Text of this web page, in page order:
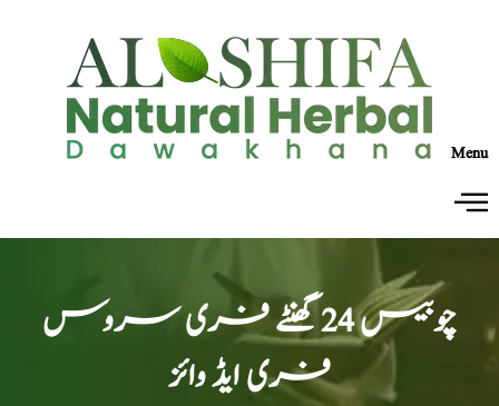
Menu
چوبیس 24 گھنٹے فری سروس
فری ایڈ وائز